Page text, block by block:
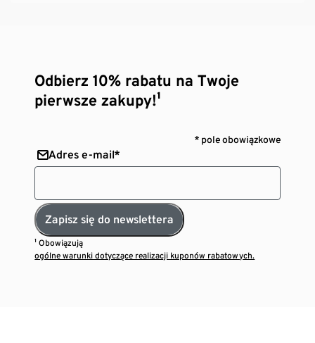
Odbierz 10% rabatu na Twoje
pierwsze zakupy!¹
* pole obowiązkowe
Adres e-mail*
Zapisz się do newslettera
¹ Obowiązują
ogólne warunki dotyczące realizacji kuponów rabatowych.